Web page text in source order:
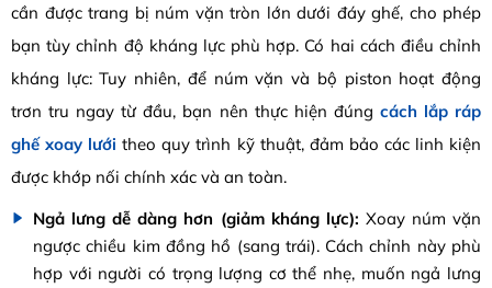
cần được trang bị núm vặn tròn lớn dưới đáy ghế, cho phép
bạn tùy chỉnh độ kháng lực phù hợp. Có hai cách điều chỉnh
kháng lực: Tuy nhiên, để núm vặn và bộ piston hoạt động
trơn tru ngay từ đầu, bạn nên thực hiện đúng cách lắp ráp
ghế xoay lưới theo quy trình kỹ thuật, đảm bảo các linh kiện
được khớp nối chính xác và an toàn.
Ngả lưng dễ dàng hơn (giảm kháng lực): Xoay núm vặn
ngược chiều kim đồng hồ (sang trái). Cách chỉnh này phù
hợp với người có trọng lượng cơ thể nhẹ, muốn ngả lưng